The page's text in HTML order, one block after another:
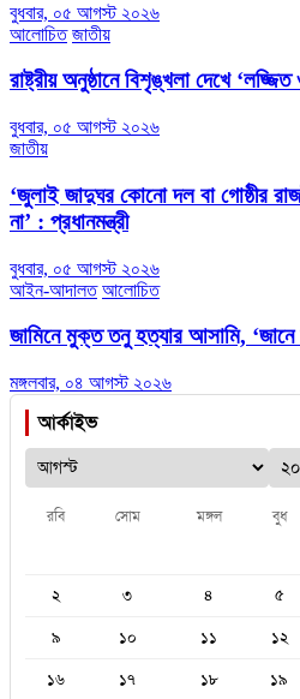
বুধবার, ০৫ আগস্ট ২০২৬
আলোচিত জাতীয়
রাষ্ট্রীয় অনুষ্ঠানে বিশৃঙ্খলা দেখে
বুধবার, ০৫ আগস্ট ২০২৬
জাতীয়
‘জুলাই জাদুঘর কোনো দল বা গোষ্ঠীর
না’ : প্রধানমন্ত্রী
বুধবার, ০৫ আগস্ট ২০২৬
আইন-আদালত আলোচিত
জামিনে মুক্ত তনু হত্যার আসামি, ‘জানে
মঙ্গলবার, ০৪ আগস্ট ২০২৬
আর্কাইভ
রবি সোম মঙ্গল বুধ
২
৩ ৪ ৫
৯
১০ ১১ ১২
১৬
১৭ ১৮ ১৯